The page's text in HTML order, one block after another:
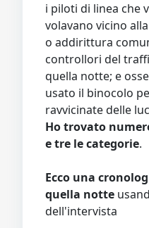
i piloti di linea che
volavano vicino
o addirittura
controllori del
quella notte; e
usato il binocolo
ravvicinate delle
Ho trovato
e tre le categorie.
Ecco una
quella notte
dell'intervista